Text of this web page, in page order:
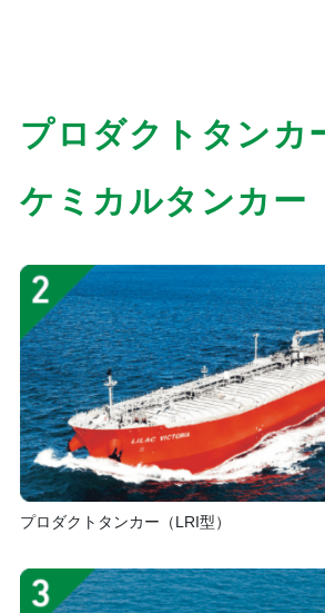
プロダクトタンカ
ケミカルタンカー
プロダクトタンカー（LRI型）